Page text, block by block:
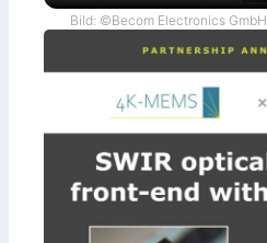
Bild: ©Becom Electronics GmbH